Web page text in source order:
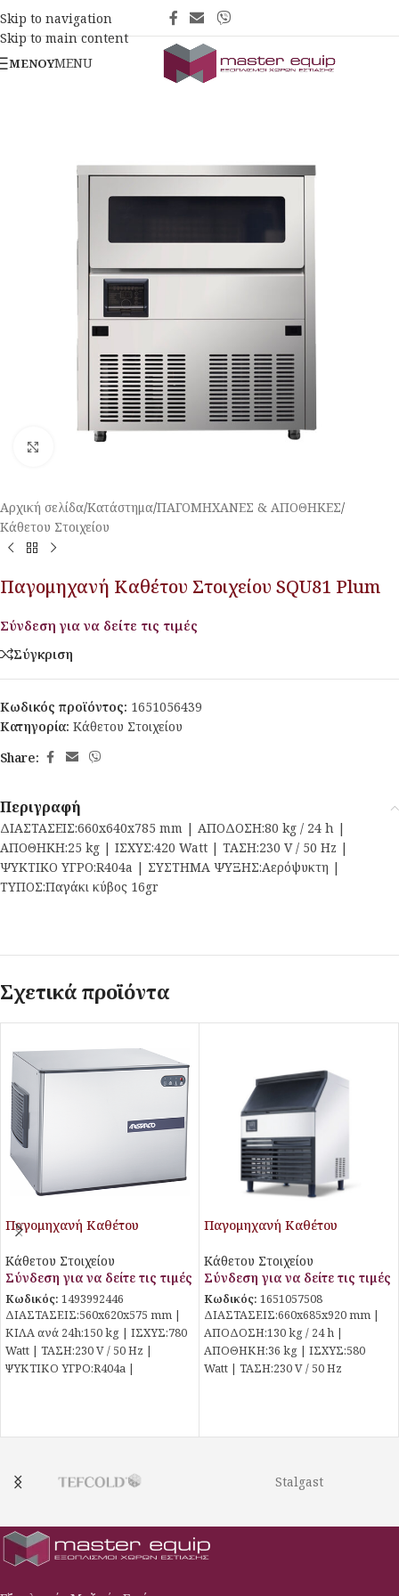
Skip to navigation
Skip to main content
ΜΕΝΟΎMENU
Κλικ για μεγέθυνση
Αρχική σελίδα/Κατάστημα/ΠΑΓΟΜΗΧΑΝΕΣ & ΑΠΟΘΗΚΕΣ/
Κάθετου Στοιχείου
Παγομηχανή Καθέτου Στοιχείου SQU81 Plum
Σύνδεση για να δείτε τις τιμές
Σύγκριση
Κωδικός προϊόντος: 1651056439
Κατηγορία: Κάθετου Στοιχείου
Share:
Περιγραφή
ΔΙΑΣΤΑΣΕΙΣ:660x640x785 mm | ΑΠΟΔΟΣΗ:80 kg / 24 h |
ΑΠΟΘΗΚΗ:25 kg | ΙΣΧΥΣ:420 Watt | ΤΑΣΗ:230 V / 50 Hz |
ΨΥΚΤΙΚΟ ΥΓΡΟ:R404a | ΣΥΣΤΗΜΑ ΨΥΞΗΣ:Αερόψυκτη |
ΤΥΠΟΣ:Παγάκι κύβος 16gr
Σχετικά προϊόντα
Παγομηχανή Καθέτου
Στοιχείου CQ150 Aristarco
Κάθετου Στοιχείου
Σύνδεση για να δείτε τις τιμές
Κωδικός: 1493992446
ΔΙΑΣΤΑΣΕΙΣ:560x620x575 mm |
ΚΙΛΑ ανά 24h:150 kg | ΙΣΧΥΣ:780
Watt | ΤΑΣΗ:230 V / 50 Hz |
ΨΥΚΤΙΚΟ ΥΓΡΟ:R404a |
Παγομηχανή Καθέτου
Κάθετου Στοιχείου
Σύνδεση για να δείτε τις τιμές
Κωδικός: 1651057508
ΔΙΑΣΤΑΣΕΙΣ:660x685x920 mm |
ΑΠΟΔΟΣΗ:130 kg / 24 h |
ΑΠΟΘΗΚΗ:36 kg | ΙΣΧΥΣ:580
Watt | ΤΑΣΗ:230 V / 50 Hz
Stalgast